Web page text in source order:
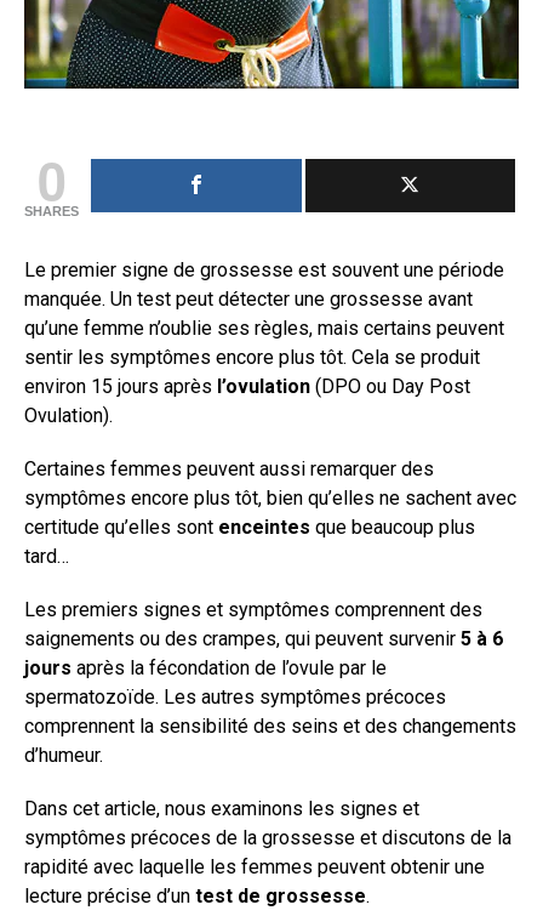
0
SHARES
Le premier signe de grossesse est souvent une période
manquée. Un test peut détecter une grossesse avant
qu’une femme n’oublie ses règles, mais certains peuvent
sentir les symptômes encore plus tôt. Cela se produit
environ 15 jours après l’ovulation (DPO ou Day Post
Ovulation).
Certaines femmes peuvent aussi remarquer des
symptômes encore plus tôt, bien qu’elles ne sachent avec
certitude qu’elles sont enceintes que beaucoup plus
tard…
Les premiers signes et symptômes comprennent des
saignements ou des crampes, qui peuvent survenir 5 à 6
jours après la fécondation de l’ovule par le
spermatozoïde. Les autres symptômes précoces
comprennent la sensibilité des seins et des changements
d’humeur.
Dans cet article, nous examinons les signes et
symptômes précoces de la grossesse et discutons de la
rapidité avec laquelle les femmes peuvent obtenir une
lecture précise d’un test de grossesse.